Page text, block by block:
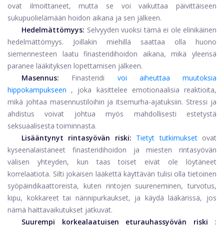
ovat ilmoittaneet, mutta se voi vaikuttaa päivittäiseen
sukupuolielämään hoidon aikana ja sen jälkeen.
Hedelmättömyys: Selvyyden vuoksi tämä ei ole elinikäinen
hedelmättömyys. Joillakin miehillä saattaa olla huono
siemennesteen laatu finasteridihoidon aikana, mikä yleensä
paranee lääkityksen lopettamisen jälkeen.
Masennus:
Finasteridi
voi aiheuttaa muutoksia
hippokampukseen , joka käsittelee emotionaalisia reaktioita,
mikä johtaa masennustiloihin ja itsemurha-ajatuksiin. Stressi ja
ahdistus voivat johtua myös mahdollisesti estetystä
seksuaalisesta toiminnasta.
Lisääntynyt rintasyövän riski: Tietyt tutkimukset ovat
kyseenalaistaneet finasteridihoidon ja miesten rintasyövän
välisen yhteyden, kun taas toiset eivät ole löytäneet
korrelaatiota. Silti jokaisen lääkettä käyttävän tulisi olla tietoinen
syöpäindikaattoreista, kuten rintojen suureneminen, turvotus,
kipu, kokkareet tai nännipurkaukset, ja käydä lääkärissä, jos
nämä haittavaikutukset jatkuvat.
Suurempi korkealaatuisen eturauhassyövän riski
: